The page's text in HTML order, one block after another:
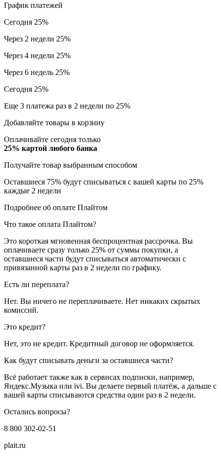
График платежей
Сегодня 25%
Через 2 недели 25%
Через 4 недели 25%
Через 6 недель 25%
Сегодня 25%
Еще 3 платежа раз в 2 недели по 25%
Добавляйте товары в корзину
Оплачивайте сегодня только
25% картой любого банка
Получайте товар выбранным способом
Оставшиеся 75% будут списываться с вашей карты по 25%
каждые 2 недели
Подробнее об оплате Плайтом
Что такое оплата Плайтом?
Это короткая мгновенная беспроцентная рассрочка. Вы
оплачиваете сразу только 25% от суммы покупки, а
оставшиеся части будут списываться автоматически с
привязанной карты раз в 2 недели по графику.
Есть ли переплата?
Нет. Вы ничего не переплачиваете. Нет никаких скрытых
комиссий.
Это кредит?
Нет, это не кредит. Кредитный договор не оформляется.
Как будут списывать деньги за оставшиеся части?
Всё работает также как в сервисах подписки, например,
Яндекс.Музыка или ivi. Вы делаете первый платёж, а дальше с
вашей карты списываются средства один раз в 2 недели.
Остались вопросы?
8 800 302-02-51
plait.ru